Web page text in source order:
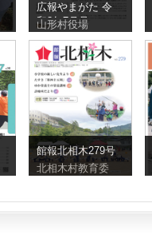
広報やまがた 令
和8年7月号
山形村役場
館報北相木279号
北相木村教育委